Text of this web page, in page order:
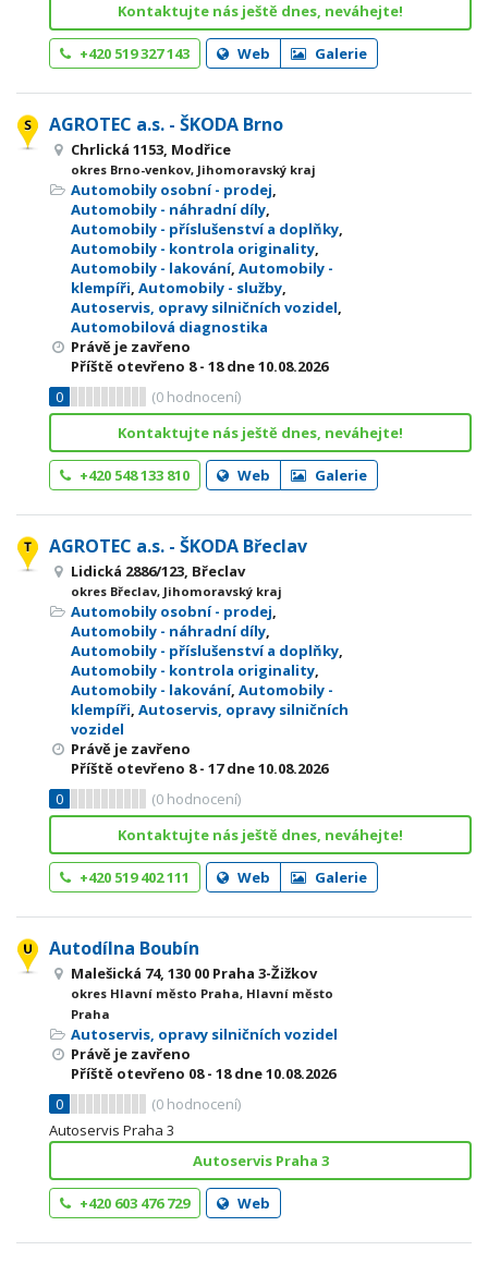
Kontaktujte nás ještě dnes, neváhejte!
+420 519 327 143 Web Galerie
AGROTEC a.s. - ŠKODA Brno
Chrlická 1153, Modřice
okres Brno-venkov, Jihomoravský kraj
Automobily osobní - prodej,
Automobily - náhradní díly,
Automobily - příslušenství a doplňky,
Automobily - kontrola originality,
Automobily - lakování, Automobily -
klempíři, Automobily - služby,
Autoservis, opravy silničních vozidel,
Automobilová diagnostika
Právě je zavřeno
Příště otevřeno 8 - 18dne 10.08.2026
0
(0 hodnocení)
Kontaktujte nás ještě dnes, neváhejte!
+420 548 133 810 Web Galerie
AGROTEC a.s. - ŠKODA Břeclav
Lidická 2886/123, Břeclav
okres Břeclav, Jihomoravský kraj
Automobily osobní - prodej,
Automobily - náhradní díly,
Automobily - příslušenství a doplňky,
Automobily - kontrola originality,
Automobily - lakování, Automobily -
klempíři, Autoservis, opravy silničních
vozidel
Právě je zavřeno
Příště otevřeno 8 - 17dne 10.08.2026
0
(0 hodnocení)
Kontaktujte nás ještě dnes, neváhejte!
+420 519 402 111 Web Galerie
Autodílna Boubín
Malešická 74, 130 00 Praha 3-Žižkov
okres Hlavní město Praha, Hlavní město
Praha
Autoservis, opravy silničních vozidel
Právě je zavřeno
Příště otevřeno 08 - 18dne 10.08.2026
0
(0 hodnocení)
Autoservis Praha 3
Autoservis Praha 3
+420 603 476 729 Web